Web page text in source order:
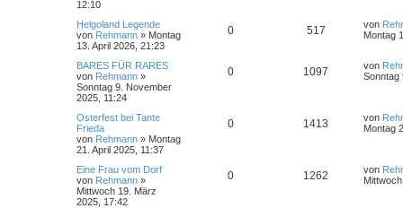
12:10
Helgoland Legende
von Rehmann » Montag
13. April 2026, 21:23
0 517 von
Montag
BARES FÜR RARES
von Rehmann »
Sonntag 9. November
2025, 11:24
0 1097 von
Sonntag
Osterfest bei Tante
Frieda
von Rehmann » Montag
21. April 2025, 11:37
0 1413 von
Montag
Eine Frau vom Dorf
von Rehmann »
Mittwoch 19. März
2025, 17:42
0 1262 von